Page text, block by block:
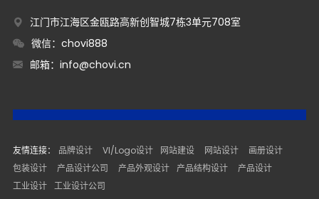
江门市江海区金瓯路高新创智城7栋3单元708室
微信：chovi888
邮箱： info@chovi.cn
友情连接： 品牌设计 VI/Logo设计 网站建设 网站设计
画册设计
包装设计
产品设计公司 产品外观设计 产品结构设计
产品设计
工业设计 工业设计公司